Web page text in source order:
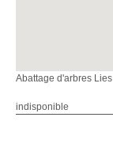
Abattage d'arbres Lies
indisponible